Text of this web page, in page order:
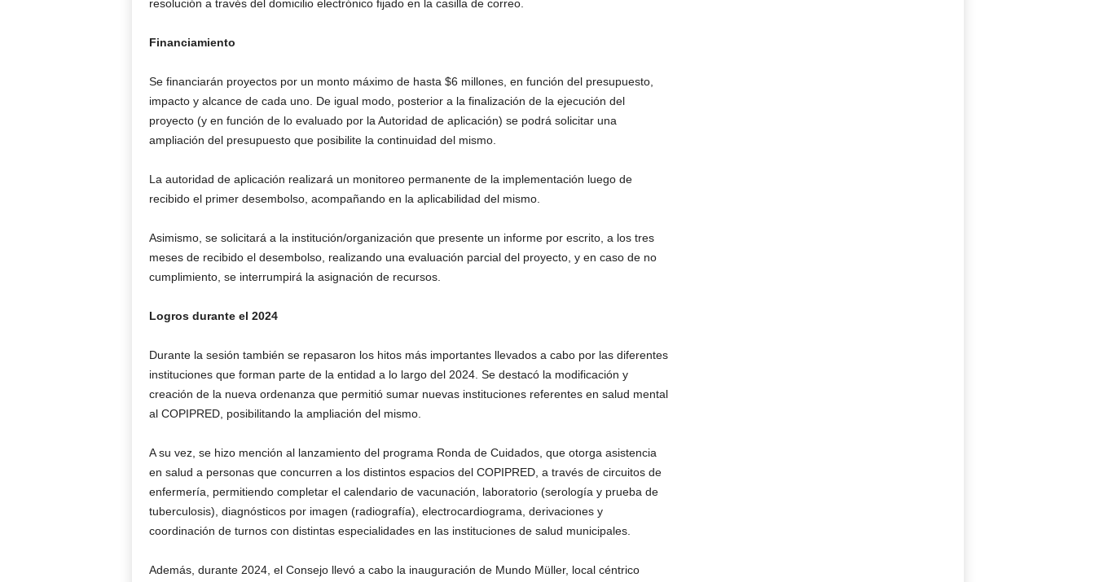
resolución a través del domicilio electrónico fijado en la casilla de correo.
Financiamiento
Se financiarán proyectos por un monto máximo de hasta $6 millones, en función del presupuesto,
impacto y alcance de cada uno. De igual modo, posterior a la finalización de la ejecución del
proyecto (y en función de lo evaluado por la Autoridad de aplicación) se podrá solicitar una
ampliación del presupuesto que posibilite la continuidad del mismo.
La autoridad de aplicación realizará un monitoreo permanente de la implementación luego de
recibido el primer desembolso, acompañando en la aplicabilidad del mismo.
Asimismo, se solicitará a la institución/organización que presente un informe por escrito, a los tres
meses de recibido el desembolso, realizando una evaluación parcial del proyecto, y en caso de no
cumplimiento, se interrumpirá la asignación de recursos.
Logros durante el 2024
Durante la sesión también se repasaron los hitos más importantes llevados a cabo por las diferentes
instituciones que forman parte de la entidad a lo largo del 2024. Se destacó la modificación y
creación de la nueva ordenanza que permitió sumar nuevas instituciones referentes en salud mental
al COPIPRED, posibilitando la ampliación del mismo.
A su vez, se hizo mención al lanzamiento del programa Ronda de Cuidados, que otorga asistencia
en salud a personas que concurren a los distintos espacios del COPIPRED, a través de circuitos de
enfermería, permitiendo completar el calendario de vacunación, laboratorio (serología y prueba de
tuberculosis), diagnósticos por imagen (radiografía), electrocardiograma, derivaciones y
coordinación de turnos con distintas especialidades en las instituciones de salud municipales.
Además, durante 2024, el Consejo llevó a cabo la inauguración de Mundo Müller, local céntrico